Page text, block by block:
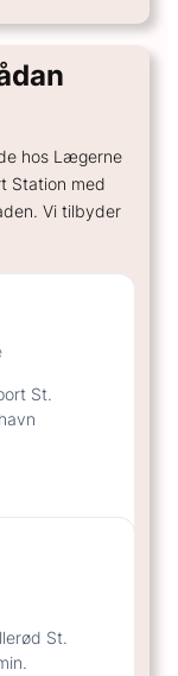
hos Lægerne
Station med
Vi tilbyder
St.
St.